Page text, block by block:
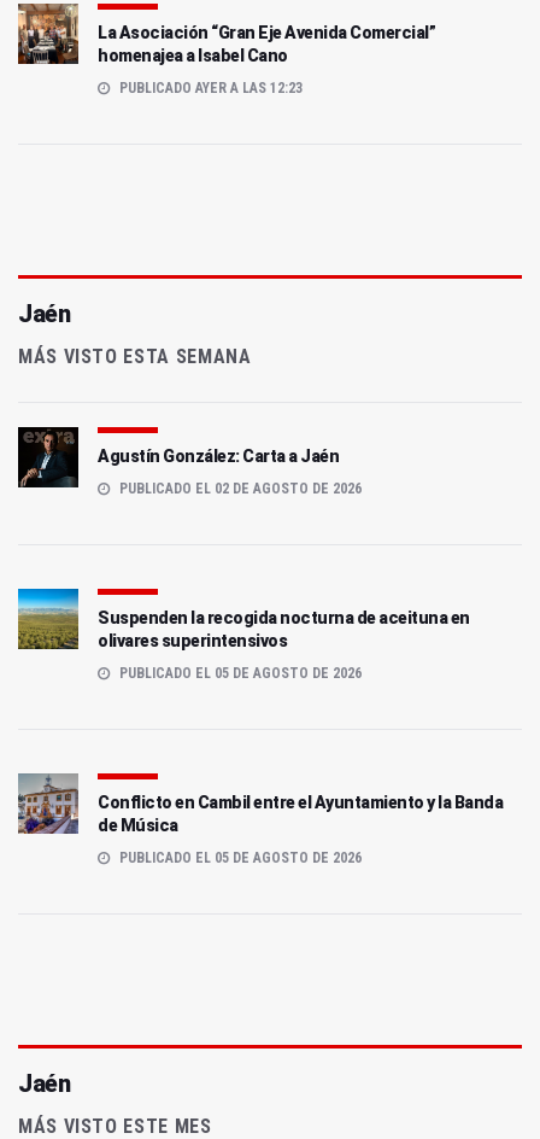
La Asociación “Gran Eje Avenida Comercial”
homenajea a Isabel Cano
PUBLICADO AYER A LAS 12:23
Jaén
MÁS VISTO ESTA SEMANA
Agustín González: Carta a Jaén
PUBLICADO EL 02 DE AGOSTO DE 2026
Suspenden la recogida nocturna de aceituna en
olivares superintensivos
PUBLICADO EL 05 DE AGOSTO DE 2026
Conflicto en Cambil entre el Ayuntamiento y la Banda
de Música
PUBLICADO EL 05 DE AGOSTO DE 2026
Jaén
MÁS VISTO ESTE MES